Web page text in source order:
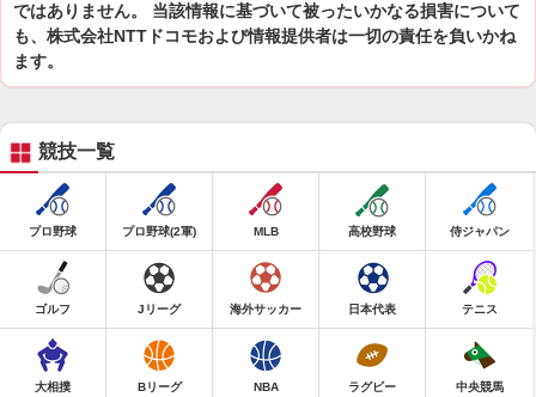
ではありません。 当該情報に基づいて被ったいかなる損害について
も、株式会社NTTドコモおよび情報提供者は一切の責任を負いかね
ます。
競技一覧
プロ野球 プロ野球(2軍) MLB 高校野球 侍ジャパン
ゴルフ Jリーグ 海外サッカー 日本代表 テニス
大相撲 Bリーグ NBA ラグビー 中央競馬